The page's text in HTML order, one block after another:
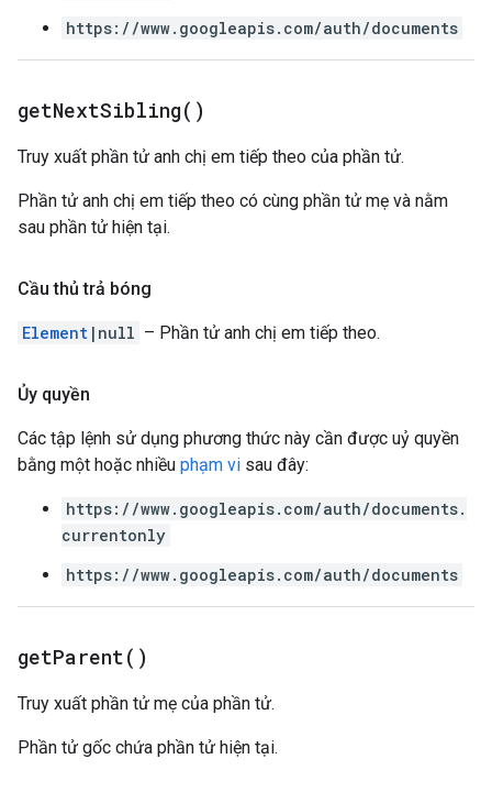
https://www.googleapis.com/auth/documents
getNextSibling( )
Truy xuất phần tử anh chị em tiếp theo của phần tử.
Phần tử anh chị em tiếp theo có cùng phần tử mẹ và nằm
sau phần tử hiện tại.
Cầu thủ trả bóng
Element |null – Phần tử anh chị em tiếp theo.
Ủy quyền
Các tập lệnh sử dụng phương thức này cần được uỷ quyền
bằng một hoặc nhiều phạm vi sau đây:
https://www.googleapis.com/auth/documents.
currentonly
https://www.googleapis.com/auth/documents
getParent( )
Truy xuất phần tử mẹ của phần tử.
Phần tử gốc chứa phần tử hiện tại.